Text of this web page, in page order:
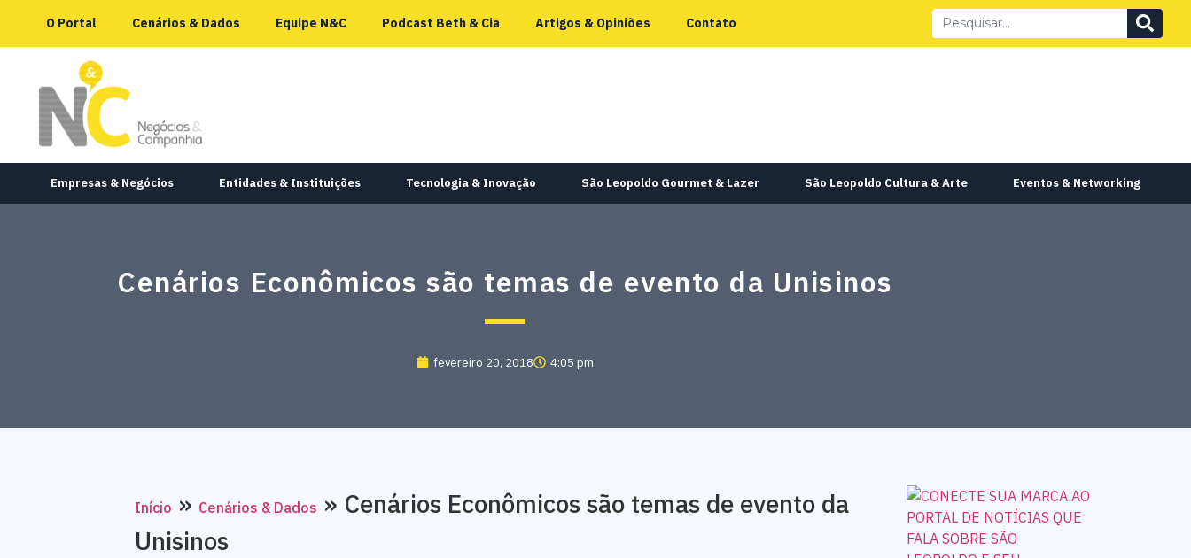
O Portal Cenários & Dados Equipe N&C Podcast Beth & Cia Artigos & Opiniões Contato
Empresas & Negócios Entidades & Instituições Tecnologia & Inovação São Leopoldo Gourmet & Lazer São Leopoldo Cultura & Arte Eventos & Networking
Cenários Econômicos são temas de evento da Unisinos
fevereiro 20, 2018 4:05 pm
Início » Cenários & Dados » Cenários Econômicos são temas de evento da
Unisinos